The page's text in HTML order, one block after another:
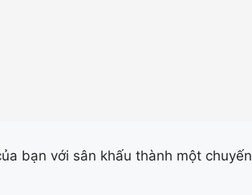
bạn với sân khấu thành một chuyến